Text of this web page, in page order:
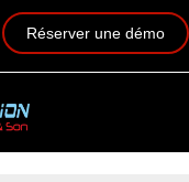
Réserver une démo